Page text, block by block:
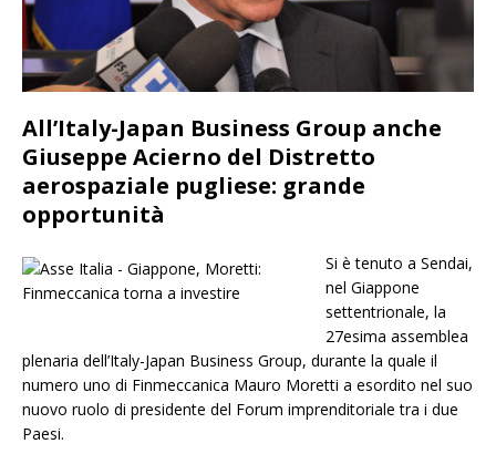
All’Italy-Japan Business Group anche
Giuseppe Acierno del Distretto
aerospaziale pugliese: grande
opportunità
Si è tenuto a Sendai,
nel Giappone
settentrionale, la
27esima assemblea
plenaria dell’Italy-Japan Business Group, durante la quale il
numero uno di Finmeccanica Mauro Moretti a esordito nel suo
nuovo ruolo di presidente del Forum imprenditoriale tra i due
Paesi.